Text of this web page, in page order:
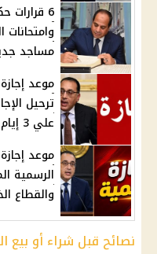
6
وامتحانات
مساجد
ترحيل
علي 3 إيام عطلة
الرسمية
والقطاع
نصائح قبل شراء أو بيع